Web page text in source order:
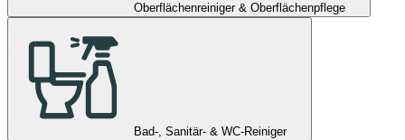
Oberflächenreiniger & Oberflächenpflege
Bad-, Sanitär- & WC-Reiniger